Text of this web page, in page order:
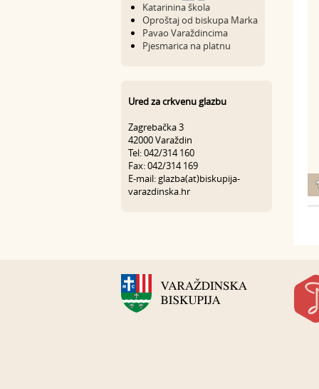
Katarinina škola
Oproštaj od biskupa Marka
Pavao Varaždincima
Pjesmarica na platnu
Ured za crkvenu glazbu
Zagrebačka 3
42000 Varaždin
Tel: 042/314 160
Fax: 042/314 169
E-mail: glazba(at)biskupija-
varazdinska.hr